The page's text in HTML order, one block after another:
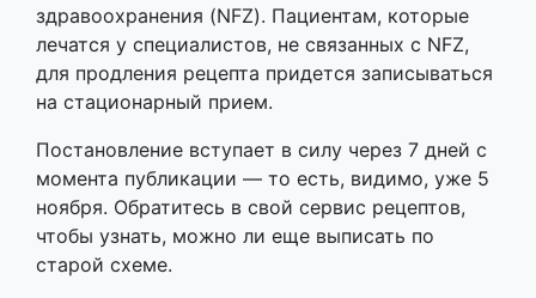
здравоохранения (NFZ). Пациентам, которые
лечатся у специалистов, не связанных с NFZ,
для продления рецепта придется записываться
на стационарный прием.
Постановление вступает в силу через 7 дней с
момента публикации — то есть, видимо, уже 5
ноября. Обратитесь в свой сервис рецептов,
чтобы узнать, можно ли еще выписать по
старой схеме.